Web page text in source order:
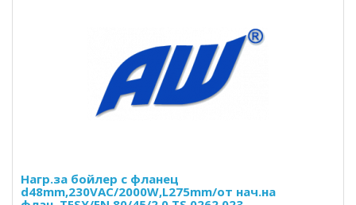
Нагр.за бойлер с фланец
d48mm,230VAC/2000W,L275mm/от нач.на